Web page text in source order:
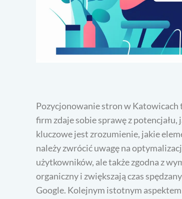
Pozycjonowanie stron w Katowicach
firm zdaje sobie sprawę z
kluczowe jest zrozumienie, jakie
należy zwrócić uwagę na
użytkowników, ale także zgodna z
organiczny i zwiększają czas
Google. Kolejnym istotnym